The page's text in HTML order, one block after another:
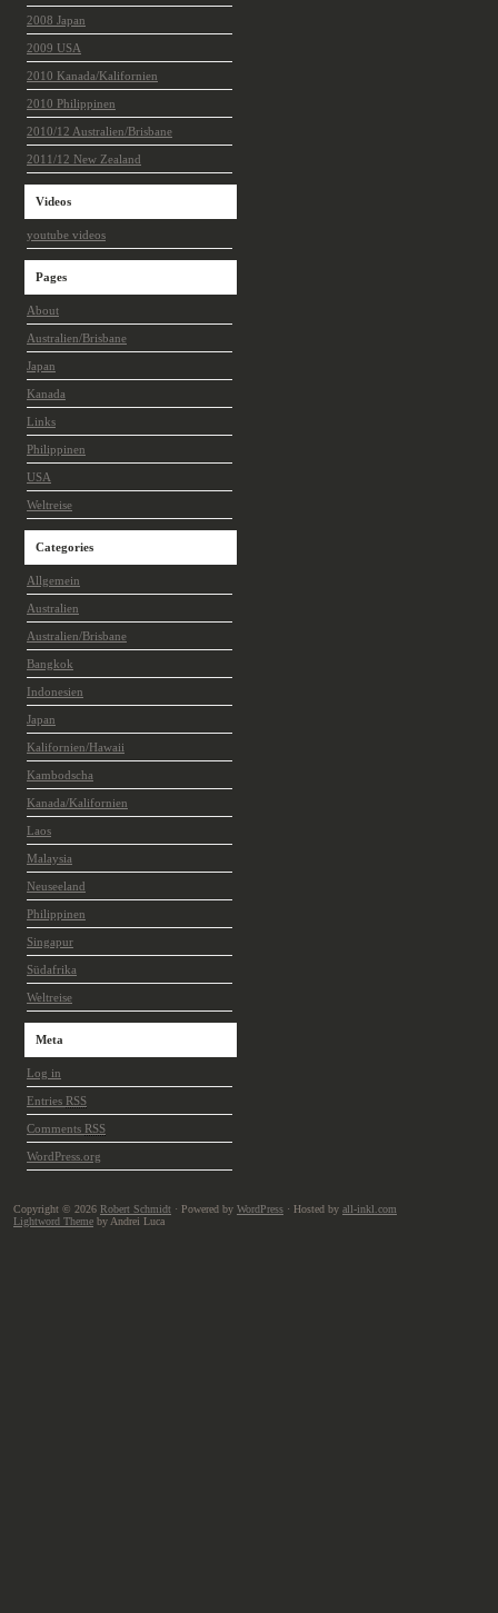
2008 Japan
2009 USA
2010 Kanada/Kalifornien
2010 Philippinen
2010/12 Australien/Brisbane
2011/12 New Zealand
Videos
youtube videos
Pages
About
Australien/Brisbane
Japan
Kanada
Links
Philippinen
USA
Weltreise
Categories
Allgemein
Australien
Australien/Brisbane
Bangkok
Indonesien
Japan
Kalifornien/Hawaii
Kambodscha
Kanada/Kalifornien
Laos
Malaysia
Neuseeland
Philippinen
Singapur
Südafrika
Weltreise
Meta
Log in
Entries RSS
Comments RSS
WordPress.org
Copyright © 2026 Robert Schmidt · Powered by WordPress · Hosted by all-inkl.com
Lightword Theme by Andrei Luca